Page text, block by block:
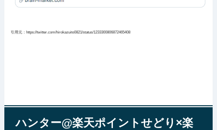
引用元：https://twitter.com/hirokazuito0821/status/1233300806872465408
ハンター@楽天ポイントせどり×楽